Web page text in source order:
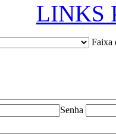
LINKS
Faixa
Senha